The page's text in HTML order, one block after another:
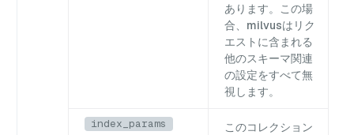
あります。この場
合、milvusはリク
エストに含まれる
他のスキーマ関連
の設定をすべて無
視します。
index_params
このコレクション